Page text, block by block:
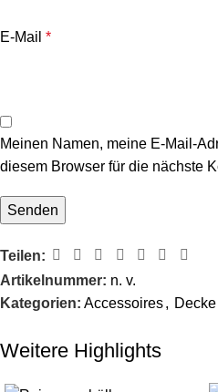
E-Mail *
Meinen Namen, meine E-Mail-
diesem Browser für die nächste
Teilen:
Artikelnummer: n. v.
Kategorien: Accessoires, Decke
Weitere Highlights